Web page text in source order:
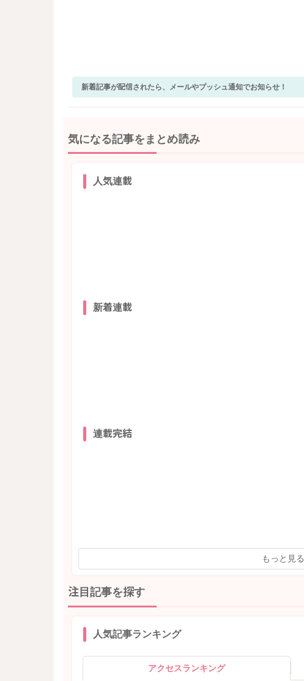
新着記事が配信されたら、メールやプッシュ通知でお知らせ！
気になる記事をまとめ読み
人気連載
新着連載
連載完結
もっと見る
注目記事を探す
人気記事ランキング
アクセスランキング